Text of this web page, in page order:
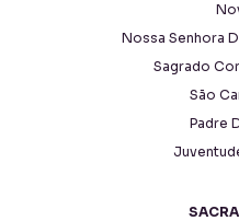
Nossa Senhora
Sagrado
São
Padre